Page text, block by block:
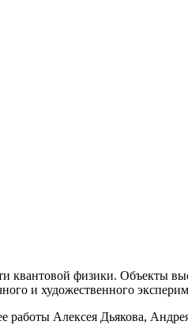
квантовой физики. Объекты
и художественного
Алексея Дьякова,